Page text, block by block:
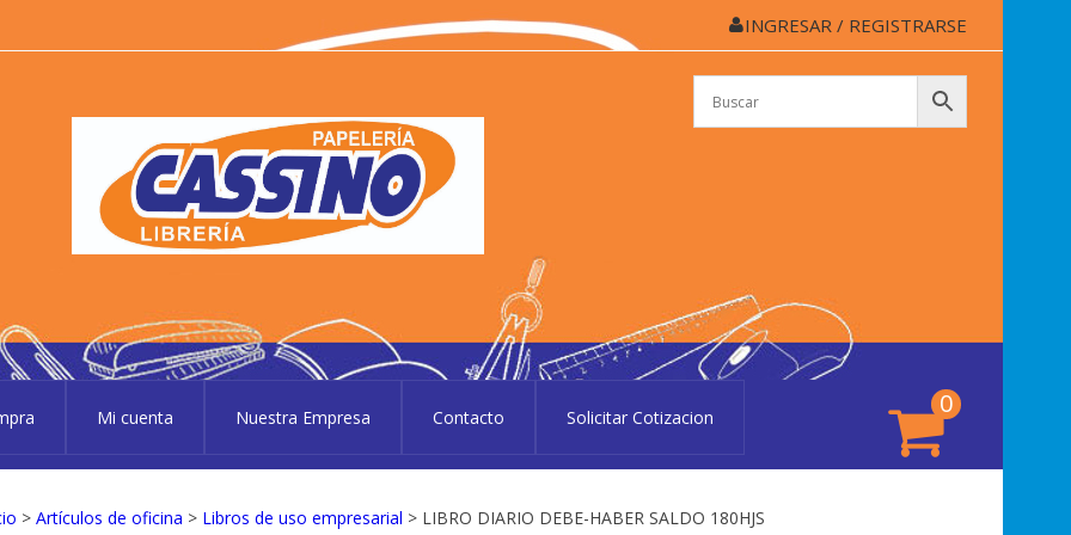
INGRESAR / REGISTRARSE
Mi cuenta Nuestra Empresa Contacto Solicitar Cotizacion 0
> Artículos de oficina > Libros de uso empresarial > LIBRO DIARIO DEBE-HABER SALDO 180HJS